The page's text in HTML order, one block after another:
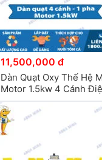
11,500,000 đ
Dàn Quạt Oxy Thế Hệ
Motor 1.5kw 4 Cánh